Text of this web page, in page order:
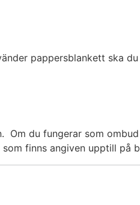
pappersblankett ska
Om du fungerar som
finns angiven upptill på